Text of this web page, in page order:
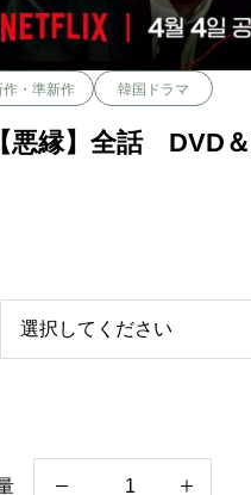
作・準新作 韓国ドラマ
悪縁】全話 DVD